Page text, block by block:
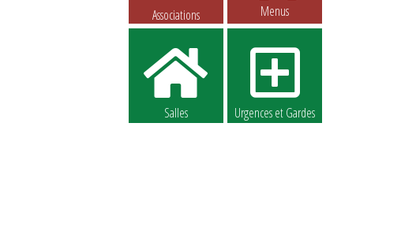
Associations Menus
Salles Urgences et Gardes